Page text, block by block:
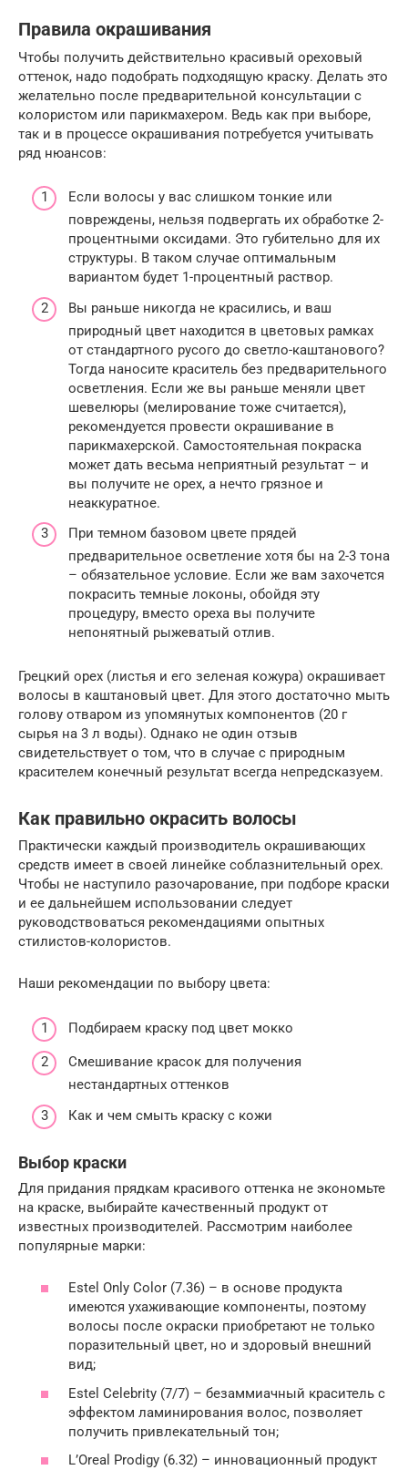
Правила окрашивания
Чтобы получить действительно красивый ореховый
оттенок, надо подобрать подходящую краску. Делать это
желательно после предварительной консультации с
колористом или парикмахером. Ведь как при выборе,
так и в процессе окрашивания потребуется учитывать
ряд нюансов:
Если волосы у вас слишком тонкие или
повреждены, нельзя подвергать их обработке 2-
процентными оксидами. Это губительно для их
структуры. В таком случае оптимальным
вариантом будет 1-процентный раствор.
Вы раньше никогда не красились, и ваш
природный цвет находится в цветовых рамках
от стандартного русого до светло-каштанового?
Тогда наносите краситель без предварительного
осветления. Если же вы раньше меняли цвет
шевелюры (мелирование тоже считается),
рекомендуется провести окрашивание в
парикмахерской. Самостоятельная покраска
может дать весьма неприятный результат – и
вы получите не орех, а нечто грязное и
неаккуратное.
При темном базовом цвете прядей
предварительное осветление хотя бы на 2-3 тона
– обязательное условие. Если же вам захочется
покрасить темные локоны, обойдя эту
процедуру, вместо ореха вы получите
непонятный рыжеватый отлив.
Грецкий орех (листья и его зеленая кожура) окрашивает
волосы в каштановый цвет. Для этого достаточно мыть
голову отваром из упомянутых компонентов (20 г
сырья на 3 л воды). Однако не один отзыв
свидетельствует о том, что в случае с природным
красителем конечный результат всегда непредсказуем.
Как правильно окрасить волосы
Практически каждый производитель окрашивающих
средств имеет в своей линейке соблазнительный орех.
Чтобы не наступило разочарование, при подборе краски
и ее дальнейшем использовании следует
руководствоваться рекомендациями опытных
стилистов-колористов.
Наши рекомендации по выбору цвета:
Подбираем краску под цвет мокко
Смешивание красок для получения
нестандартных оттенков
Как и чем смыть краску с кожи
Выбор краски
Для придания прядкам красивого оттенка не экономьте
на краске, выбирайте качественный продукт от
известных производителей. Рассмотрим наиболее
популярные марки:
Estel Only Color (7.36) – в основе продукта
имеются ухаживающие компоненты, поэтому
волосы после окраски приобретают не только
поразительный цвет, но и здоровый внешний
вид;
Estel Celebrity (7/7) – безаммиачный краситель с
эффектом ламинирования волос, позволяет
получить привлекательный тон;
L’Oreal Prodigy (6.32) – инновационный продукт